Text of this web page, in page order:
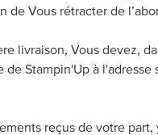
Vous rétracter de
livraison, Vous devez,
Stampin'Up à
reçus de votre